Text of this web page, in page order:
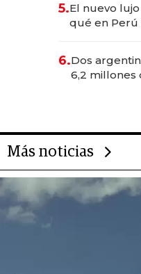
Fénix
5.El nuevo
qué en Perú
para
6.Dos
6,2 millones
Más noticias